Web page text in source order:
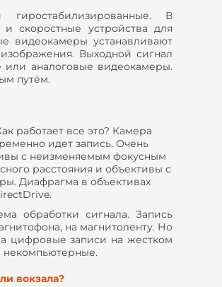
В
скоростные устройства для
видеокамеры устанавливают
Выходной сигнал
аналоговые видеокамеры.
путём.
работает все это? Камера
идет запись. Очень
с неизменяемым фокусным
расстояния и объективы с
Диафрагма в объективах
обработки сигнала. Запись
на магнитоленту. Но
цифровые записи на жестком
вокзала?